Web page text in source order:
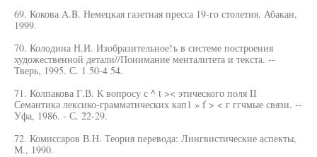
69. Кокова A.B. Немецкая газетная пресса 19-го столетия. Абакан,
1999.
70. Колодина Н.И. Изобразительное!ъ в системе построения
художественной детали//Понимание менталитета и текста. --
Тверь, 1995. С. 1 50-4 54.
71. Колпакова Г.В. К вопросу с ^ t >< этического поля II
Семантика лексико-грамматических кап1 » f > < г ггчмые связи. --
Уфа, 1986. - С. 22-29.
72. Комиссаров В.Н. Теория перевода: Лингвистические аспекты,
М., 1990.